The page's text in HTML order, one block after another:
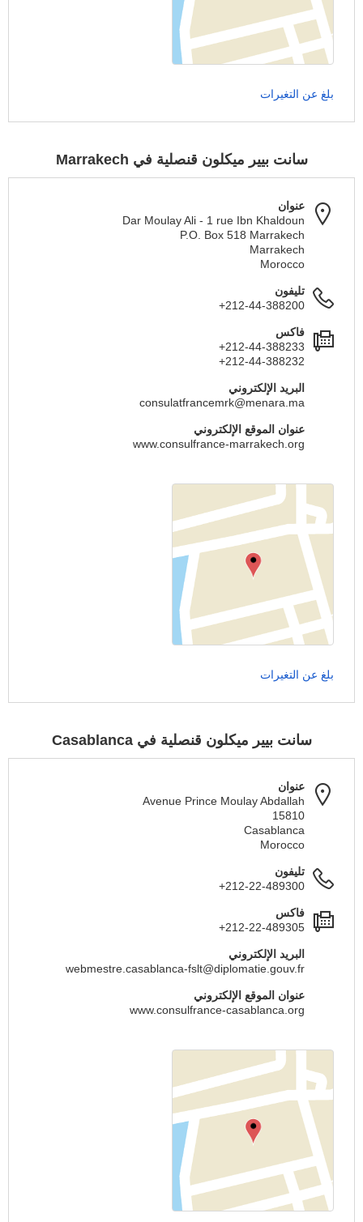
بلغ عن التغيرات
سانت بيير ميكلون قنصلية في Marrakech
عنوان
Dar Moulay Ali - 1 rue Ibn Khaldoun
P.O. Box 518 Marrakech
Marrakech
Morocco
تليفون
+212-44-388200
فاكس
+212-44-388233
+212-44-388232
البريد الإلكتروني
consulatfrancemrk@menara.ma
عنوان الموقع الإلكتروني
www.consulfrance-marrakech.org
بلغ عن التغيرات
سانت بيير ميكلون قنصلية في Casablanca
عنوان
Avenue Prince Moulay Abdallah
15810
Casablanca
Morocco
تليفون
+212-22-489300
فاكس
+212-22-489305
البريد الإلكتروني
webmestre.casablanca-fslt@diplomatie.gouv.fr
عنوان الموقع الإلكتروني
www.consulfrance-casablanca.org